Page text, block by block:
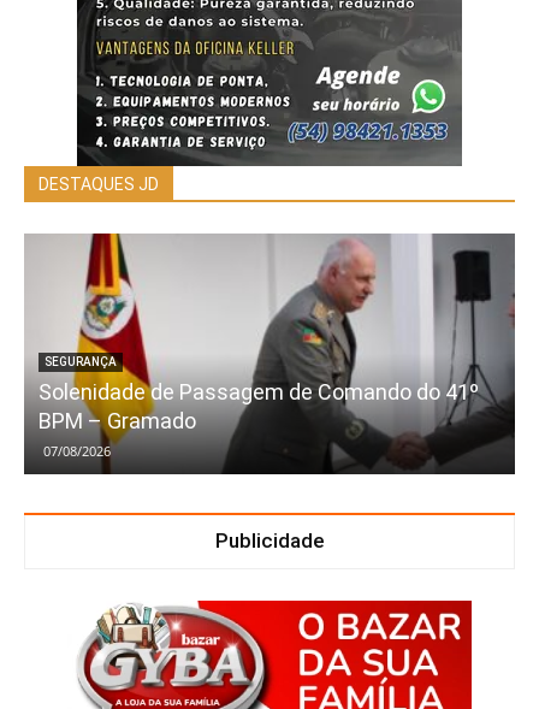
DESTAQUES JD
SEGURANÇA
Solenidade de Passagem de Comando do 41º
BPM – Gramado
07/08/2026
Publicidade